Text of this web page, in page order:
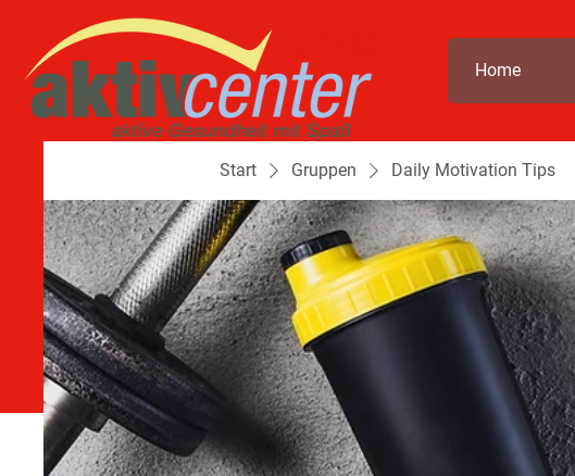
Home
Start Gruppen Daily Motivation Tips